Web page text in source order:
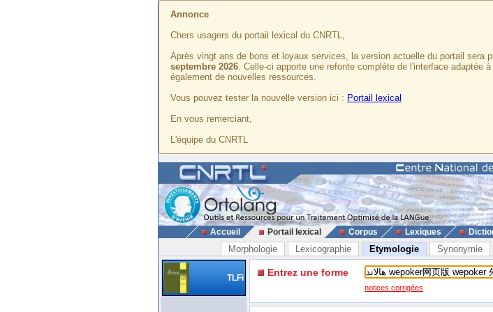
Annonce
Chers usagers du portail lexical du CNRTL,
Après vingt ans de bons et loyaux services, la version actuelle du portail sera
septembre 2026. Celle-ci apporte une refonte complète de l'interface adaptée
également de nouvelles ressources.
Vous pouvez tester la nouvelle version ici : Portail lexical
En vous remerciant,
L'équipe du CNRTL
Accueil Portail lexical Corpus Lexiques
Morphologie Lexicographie Etymologie Synonymie
TLFi Entrez une forme
notices corrigées